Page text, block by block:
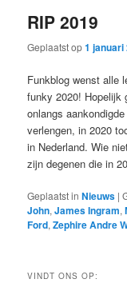
RIP 2019
Geplaatst op1 januari
Funkblog wenst alle
funky 2020! Hopelijk
onlangs
verlengen, in 2020
in Nederland. Wie
zijn degenen die in
Geplaatst in Nieuws |
John,James Ingram,
Ford,Zephire Andre
VINDT ONS OP: